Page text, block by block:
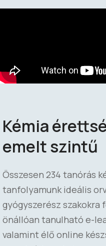
Kémia
emelt szintű
Összesen 234 tanórás
tanfolyamunk ideális
gyógyszerész szakokra
önállóan tanulható e-
valamint élő online